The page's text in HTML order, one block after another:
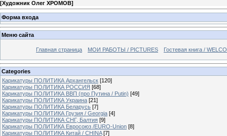
[Художник Олег ХРОМОВ]
Форма входа
Меню сайта
Главная страница МОИ РАБОТЫ / PICTURES Гостевая книга /
Categories
Карикатуры ПОЛИТИКА Архангельск [120]
Карикатуры ПОЛИТИКА РОССИЯ [68]
Карикатуры ПОЛИТИКА ВВП (про Путина / Putin) [49]
Карикатуры ПОЛИТИКА Украина [21]
Карикатуры ПОЛИТИКА Беларусь [7]
Карикатуры ПОЛИТИКА Грузия / Georgia [4]
Карикатуры ПОЛИТИКА СНГ, Балтия [9]
Карикатуры ПОЛИТИКА Евросоюз /EURO-Union [8]
Карикатуры ПОЛИТИКА Китай / CHINA [7]